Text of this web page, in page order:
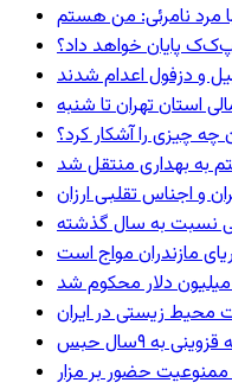
پایان خواهد داد؟
و دزفول اعدام شدند
استان تهران تا شنبه
چیزی را آشکار کرد؟
به بهداری منتقل شد
و اجناس تقلبی ارزان
مازندران مواج است
محیط زیستی در ایران
حضور بر مزار